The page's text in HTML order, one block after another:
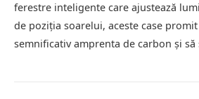
ferestre inteligente care ajustează
de poziția soarelui, aceste case
semnificativ amprenta de carbon și